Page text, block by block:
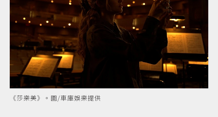
《莎樂美》。圖/車庫娛樂提供